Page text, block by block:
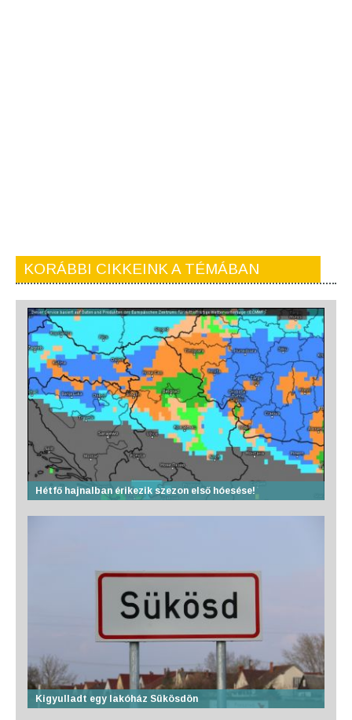
KORÁBBI CIKKEINK A TÉMÁBAN
Hétfő hajnalban érikezik szezon első hóesése!
Kigyulladt egy lakóház Sükösdön